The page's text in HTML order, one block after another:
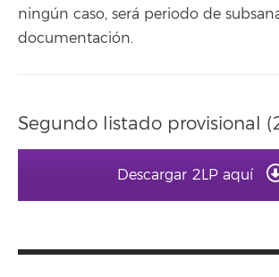
ningún caso, será periodo de
documentación.
Segundo listado provisional
Descargar 2LP aquí